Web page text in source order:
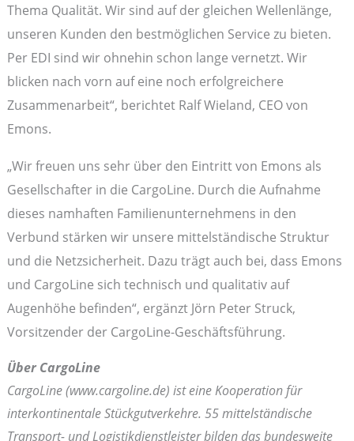
Thema Qualität. Wir sind auf der gleichen Wellenlänge,
unseren Kunden den bestmöglichen Service zu bieten.
Per EDI sind wir ohnehin schon lange vernetzt. Wir
blicken nach vorn auf eine noch erfolgreichere
Zusammenarbeit“, berichtet Ralf Wieland, CEO von
Emons.
„Wir freuen uns sehr über den Eintritt von Emons als
Gesellschafter in die CargoLine. Durch die Aufnahme
dieses namhaften Familienunternehmens in den
Verbund stärken wir unsere mittelständische Struktur
und die Netzsicherheit. Dazu trägt auch bei, dass Emons
und CargoLine sich technisch und qualitativ auf
Augenhöhe befinden“, ergänzt Jörn Peter Struck,
Vorsitzender der CargoLine-Geschäftsführung.
Über CargoLine
CargoLine (www.cargoline.de) ist eine Kooperation für
interkontinentale Stückgutverkehre. 55 mittelständische
Transport- und Logistikdienstleister bilden das bundesweite